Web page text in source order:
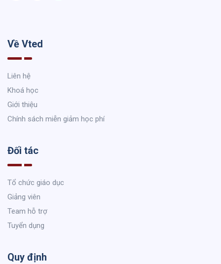
Về Vted
Liên hệ
Khoá học
Giới thiệu
Chính sách miễn giảm học phí
Đối tác
Tổ chức giáo dục
Giảng viên
Team hỗ trợ
Tuyển dụng
Quy định